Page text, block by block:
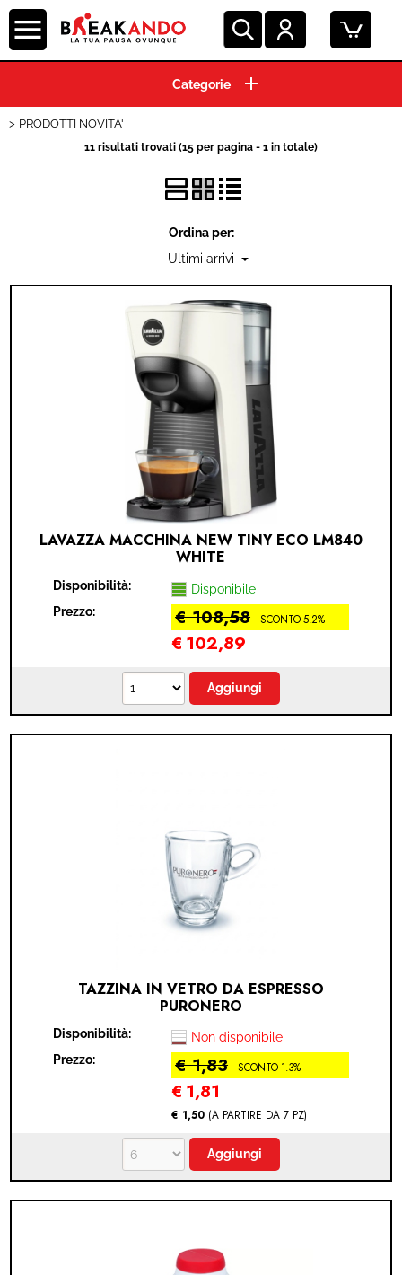
HOME
CAPSULE CAFFE'
GRANI E MACINATO
BEVANDE E SOLUBILI
PRODOTTI HO.RE.CA.
ACCESSORI
IDEA REGALO
RICAMBI
SNACK & BIBITE
VINI
INTEGRATORI
CANCELLERIA
MODULO RECESSO
PRODOTTI NOVITA'
11 risultati trovati (15 per pagina - 1 in totale)
Ordina per:
LAVAZZA MACCHINA NEW TINY ECO LM840
WHITE
Disponibilità:
Disponibile
Prezzo:
€ 108,58 SCONTO 5.2%
€ 102,89
TAZZINA IN VETRO DA ESPRESSO
PURONERO
Disponibilità:
Non disponibile
Prezzo:
€ 1,83 SCONTO 1.3%
€ 1,81
€ 1,50 (A PARTIRE DA 7 PZ)